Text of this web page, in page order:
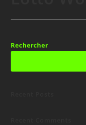
Rechercher